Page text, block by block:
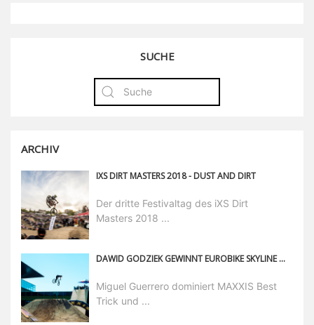
SUCHE
ARCHIV
IXS DIRT MASTERS 2018 - DUST AND DIRT
Der dritte Festivaltag des iXS Dirt
Masters 2018 ...
DAWID GODZIEK GEWINNT EUROBIKE SKYLINE RIDE
Miguel Guerrero dominiert MAXXIS Best
Trick und ...